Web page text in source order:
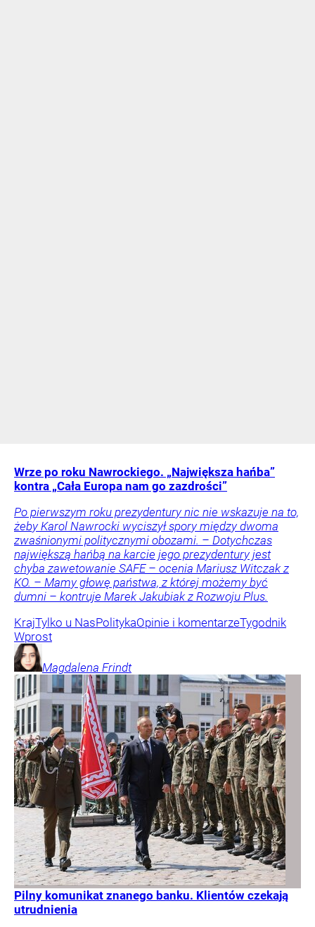
Wrze po roku Nawrockiego. „Największa hańba”
kontra „Cała Europa nam go zazdrości”
Po pierwszym roku prezydentury nic nie wskazuje na to,
żeby Karol Nawrocki wyciszył spory między dwoma
zwaśnionymi politycznymi obozami. – Dotychczas
największą hańbą na karcie jego prezydentury jest
chyba zawetowanie SAFE – ocenia Mariusz Witczak z
KO. – Mamy głowę państwa, z której możemy być
dumni – kontruje Marek Jakubiak z Rozwoju Plus.
KrajTylko u NasPolitykaOpinie i komentarzeTygodnik
Wprost
Magdalena Frindt
Pilny komunikat znanego banku. Klientów czekają
utrudnienia